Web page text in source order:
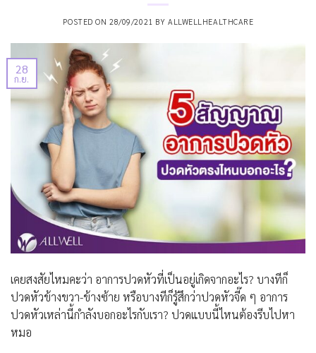
POSTED ON28/09/2021 BY ALLWELLHEALTHCARE
28
ก.ย.
เคยสงสัยไหมคะว่า อาการปวดหัวที่เป็นอยู่เกิดจากอะไร? บางทีก็
ปวดหัวข้างขวา-ข้างซ้าย หรือบางทีก็รู้สึกว่าปวดหัวจี๊ด ๆ อาการ
ปวดหัวเหล่านี้กำลังบอกอะไรกับเรา? ปวดแบบนี้ไหนต้องรีบไปหา
หมอ